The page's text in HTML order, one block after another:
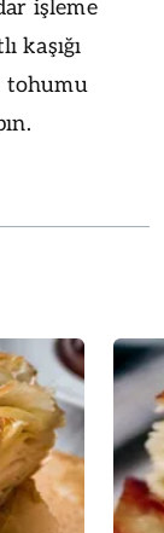
işleme
kaşığı
tohumu